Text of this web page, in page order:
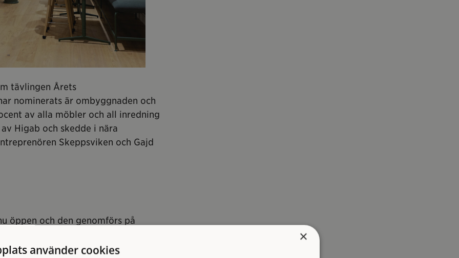
tävlingen Årets
nominerats är ombyggnaden och
av alla möbler och all inredning
Higab och skedde i nära
Skeppsviken och Gajd
öppen och den genomförs på
×
använder cookies